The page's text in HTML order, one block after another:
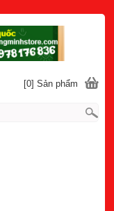
[0] Sản phẩm